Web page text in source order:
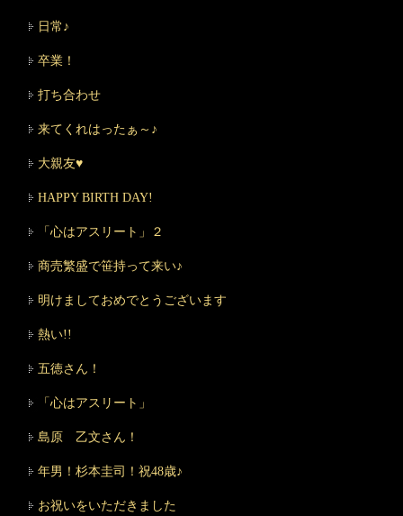
日常♪
卒業！
打ち合わせ
来てくれはったぁ～♪
大親友♥
HAPPY BIRTH DAY!
「心はアスリート」２
商売繁盛で笹持って来い♪
明けましておめでとうございます
熱い!!
五徳さん！
「心はアスリート」
島原 乙文さん！
年男！杉本圭司！祝48歳♪
お祝いをいただきました